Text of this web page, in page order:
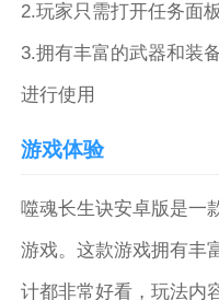
2.玩家只需打开任务面
3.拥有丰富的武器和装
进行使用
游戏体验
噬魂长生诀安卓版是一
游戏。这款游戏拥有丰
计都非常好看，玩法内